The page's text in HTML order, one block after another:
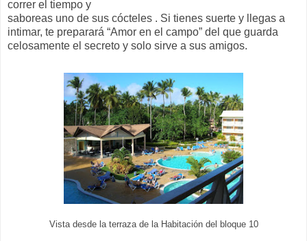
correr el tiempo y
saboreas uno de sus cócteles . Si tienes suerte y llegas a
intimar, te preparará “Amor en el campo” del que guarda
celosamente el secreto y solo sirve a sus amigos.
Vista desde la terraza de la Habitación del bloque 10